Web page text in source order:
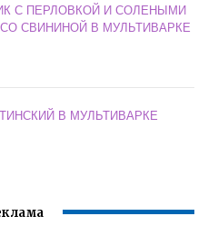
С ПЕРЛОВКОЙ И СОЛЕНЫМИ
СВИНИНОЙ В МУЛЬТИВАРКЕ
В МУЛЬТИВАРКЕ